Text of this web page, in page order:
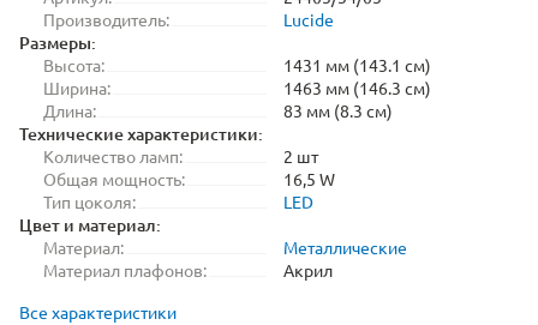
Производитель:
Lucide
Размеры:
Высота:
1431 мм (143.1 см)
Ширина:
1463 мм (146.3 см)
Длина:
83 мм (8.3 см)
Технические характеристики:
Количество ламп:
2 шт
Общая мощность:
16,5 W
Тип цоколя:
LED
Цвет и материал:
Материал:
Металлические
Материал плафонов:
Акрил
Все характеристики